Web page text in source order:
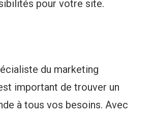
pour votre site.
du marketing
important de trouver un
à tous vos besoins. Avec